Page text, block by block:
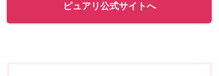
ピュアリ公式サイトへ